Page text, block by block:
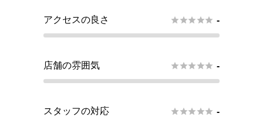
アクセスの良さ  -
店舗の雰囲気  -
スタッフの対応  -